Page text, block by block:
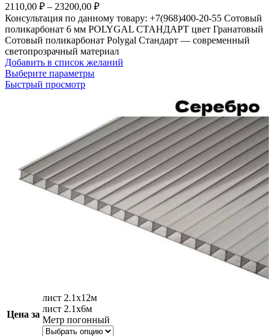
2110,00 ₽ – 23200,00 ₽
Консультация по данному товару: +7(968)400-20-55 Сотовый
поликарбонат 6 мм POLYGAL СТАНДАРТ цвет Гранатовый
Сотовый поликарбонат Polygal Стандарт — современный
светопрозрачный материал
Добавить в список желаний
Выберите параметры
Быстрый просмотр
Цена за
лист 2.1х12м
лист 2.1х6м
Метр погонный